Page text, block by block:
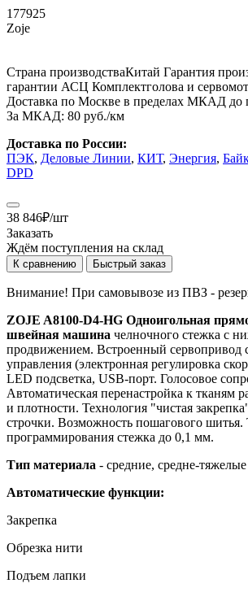
177925
Zoje
Страна производстваКитай Гарантия
гарантии АСЦ Комплектголова и
Доставка по Москве в пределах МКАД до
За МКАД: 80 руб./км
Доставка по России:
ПЭК, Деловые Линии, КИТ, Энергия,
DPD
38 846₽/шт
Заказать
Ждём поступления на склад
К сравнению Быстрый заказ
Внимание! При самовывозе из ПВЗ -
ZOJE A8100-D4-HG Одноигольная
швейная машина челночного стежка с
продвижением. Встроенный сервопривод
управления (электронная регулировка
LED подсветка, USB-порт. Голосовое
Автоматическая перенастройка к тканям
и плотности. Технология "чистая
строчки. Возможность пошагового шитья.
программирования стежка до 0,1 мм.
Тип материала - средние, средне-тяжелые
Автоматические функции:
Закрепка
Обрезка нити
Подъем лапки